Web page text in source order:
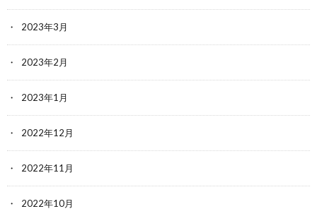
2023年3月
2023年2月
2023年1月
2022年12月
2022年11月
2022年10月